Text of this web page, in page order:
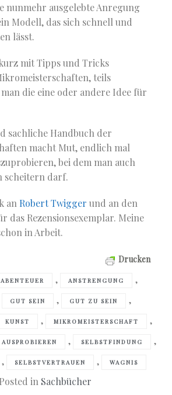
nunmehr ausgelebte Anregung
Modell, das sich schnell und
lässt.
mit Tipps und Tricks
teils
die eine oder andere Idee für
sachliche Handbuch der
macht Mut, endlich mal
bei dem man auch
scheitern darf.
an Robert Twigger und an den
das Rezensionsexemplar. Meine
in Arbeit.
Drucken
ABENTEUER , ANSTRENGUNG ,
GUT SEIN , GUT ZU SEIN ,
KUNST , MIKROMEISTERSCHAFT ,
, SELBSTFINDUNG ,
, SELBSTVERTRAUEN , WAGNIS
Posted in Sachbücher